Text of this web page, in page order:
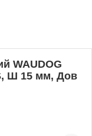
WAUDOG
Ш 15 мм, Дов